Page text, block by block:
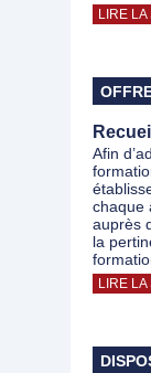
LIRE LA
Afin
chaque
auprès
la
LIRE LA